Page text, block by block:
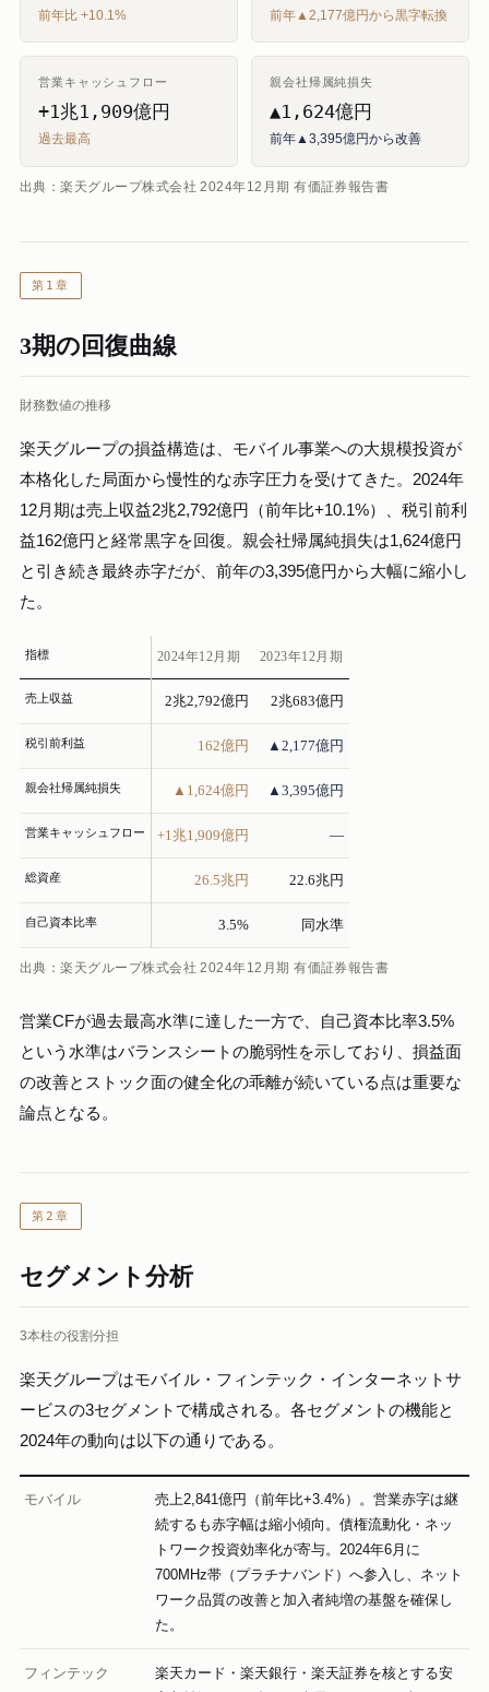
前年比 +10.1% 前年▲2,177億円から黒字転換
営業キャッシュフロー
+1兆1,909億円
過去最高
親会社帰属純損失
▲1,624億円
前年▲3,395億円から改善
出典：楽天グループ株式会社 2024年12月期 有価証券報告書
第1章
3期の回復曲線
財務数値の推移
楽天グループの損益構造は、モバイル事業への大規模投資が
本格化した局面から慢性的な赤字圧力を受けてきた。2024年
12月期は売上収益2兆2,792億円（前年比+10.1%）、税引前利
益162億円と経常黒字を回復。親会社帰属純損失は1,624億円
と引き続き最終赤字だが、前年の3,395億円から大幅に縮小し
た。
指標 2024年12月期 2023年12月期
売上収益 2兆2,792億円 2兆683億円
税引前利益 162億円 ▲2,177億円
親会社帰属純損失 ▲1,624億円 ▲3,395億円
営業キャッシュフロー +1兆1,909億円 —
総資産 26.5兆円 22.6兆円
自己資本比率 3.5% 同水準
出典：楽天グループ株式会社 2024年12月期 有価証券報告書
営業CFが過去最高水準に達した一方で、自己資本比率3.5%
という水準はバランスシートの脆弱性を示しており、損益面
の改善とストック面の健全化の乖離が続いている点は重要な
論点となる。
第2章
セグメント分析
3本柱の役割分担
楽天グループはモバイル・フィンテック・インターネットサ
ービスの3セグメントで構成される。各セグメントの機能と
2024年の動向は以下の通りである。
モバイル
売上2,841億円（前年比+3.4%）。営業赤字は継
続するも赤字幅は縮小傾向。債権流動化・ネッ
トワーク投資効率化が寄与。2024年6月に
700MHz帯（プラチナバンド）へ参入し、ネット
ワーク品質の改善と加入者純増の基盤を確保し
た。
フィンテック
楽天カード・楽天銀行・楽天証券を核とする安